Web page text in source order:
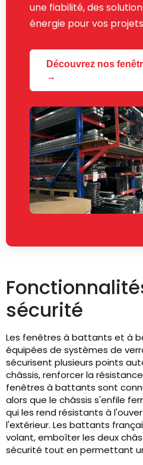
une fiabilité, des
énergie pour vos
Découvrez nos
→
sécurité
Les fenêtres à battants et à
équipées de systèmes de
sécurisent plusieurs points
châssis, renforcer la
fenêtres à battants sont
alors que le châssis s'enfile
qui les rend résistants à
l'extérieur. Les battants
volant, emboîter les deux
sécurité tout en permettant